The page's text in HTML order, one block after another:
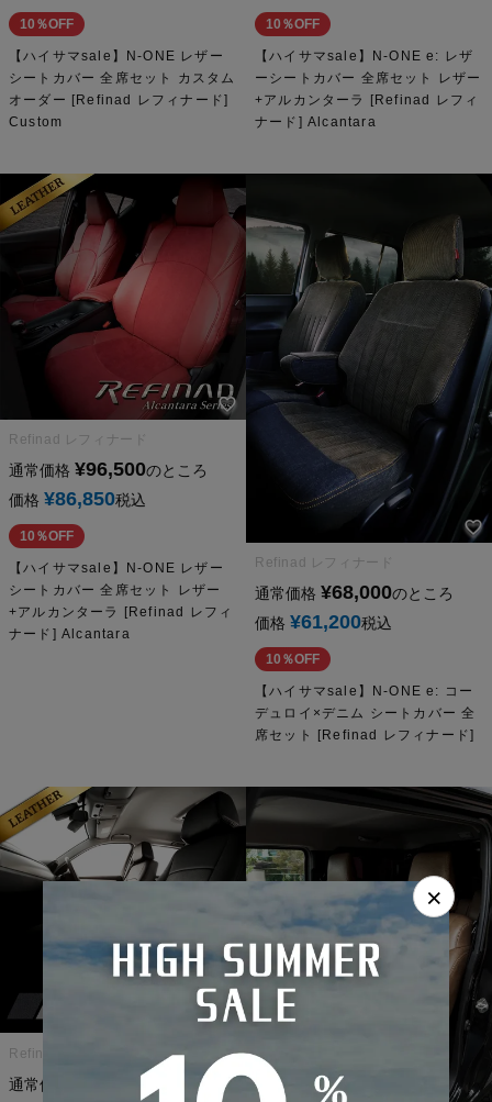
10％OFF
【ハイサマsale】N-ONE レザー
シートカバー 全席セット カスタム
オーダー [Refinad レフィナード]
Custom
10％OFF
【ハイサマsale】N-ONE e: レザ
ーシートカバー 全席セット レザー
+アルカンターラ [Refinad レフィ
ナード] Alcantara
Refinad レフィナード
通常価格 ¥96,500のところ
価格 ¥86,850税込
10％OFF
【ハイサマsale】N-ONE レザー
シートカバー 全席セット レザー
+アルカンターラ [Refinad レフィ
ナード] Alcantara
Refinad レフィナード
通常価格 ¥68,000のところ
価格 ¥61,200税込
10％OFF
【ハイサマsale】N-ONE e: コー
デュロイ×デニム シートカバー 全
席セット [Refinad レフィナード]
Refinad レフィナード
通常価格 34,500 のところ
×